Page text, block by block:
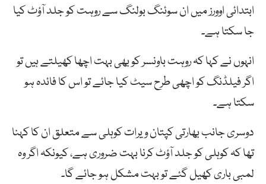
ابتدائی اوورز میں ان سوئنگ بولنگ سے روہت کو جلد آؤٹ کیا
جا سکتا ہے۔
انہوں نے کہا کہ روہت باونسر کو بھی بہت اچھا کھیلتے ہیں تو
اگر فیلڈنگ کو اچھی طرح سیٹ کیا جائے تو اس کا فائدہ ہو
سکتا ہے۔
دوسری جانب بھارتی کپتان ویرات کوہلی سے متعلق ان کا کہنا
تھا کہ کوہلی کو جلد آؤٹ کرنا بہت ضروری ہے، کیونکہ اگر وہ
لمبی باری کھیل گئے تو بہت مشکل ہو جائے گا۔